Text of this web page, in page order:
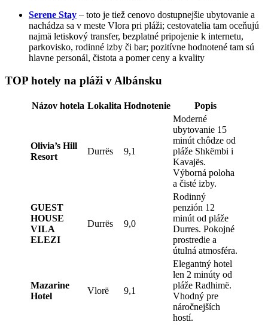
Serene Stay – toto je tiež cenovo dostupnejšie ubytovanie a
nachádza sa v meste Vlora pri pláži; cestovatelia tam oceňujú
najmä letiskový transfer, bezplatné pripojenie k internetu,
parkovisko, rodinné izby či bar; pozitívne hodnotené tam sú
hlavne personál, čistota a pomer ceny a kvality
TOP hotely na pláži v Albánsku
Názov hotela Lokalita Hodnotenie Popis
Olivia’s Hill
Resort
Durrës 9,1
Moderné
ubytovanie 15
minút chôdze od
pláže Shkëmbi i
Kavajës.
Výborná poloha
a čisté izby.
GUEST
HOUSE
VILA
ELEZI
Durrës 9,0
Rodinný
penzión 12
minút od pláže
Durres. Pokojné
prostredie a
útulná atmosféra.
Mazarine
Hotel
Vlorë 9,1
Elegantný hotel
len 2 minúty od
pláže Radhimë.
Vhodný pre
náročnejších
hostí.